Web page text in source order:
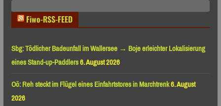
Fiwo-RSS-FEED
Sbg: Tödlicher Badeunfall im Wallersee → Boje erleichter Lokalisierung
eines Stand-up-Paddlers6. August 2026
Oö: Reh steckt im Flügel eines Einfahrtstores in Marchtrenk6. August
2026